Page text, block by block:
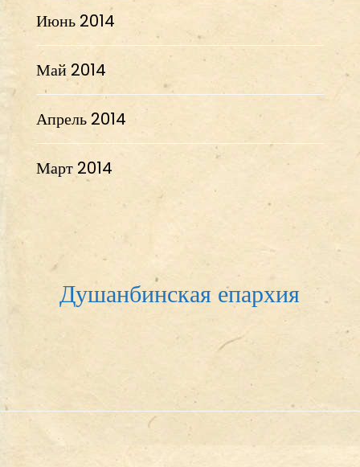
Июнь 2014
Май 2014
Апрель 2014
Март 2014
Душанбинская епархия